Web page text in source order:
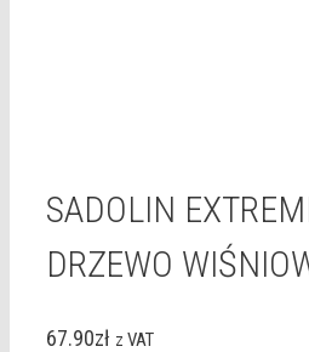
SADOLIN
DRZEWO
67.90zł z VAT